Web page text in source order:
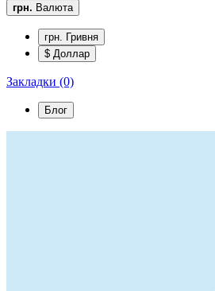
грн. Валюта
грн. Гривня
$ Доллар
Закладки (0)
Блог